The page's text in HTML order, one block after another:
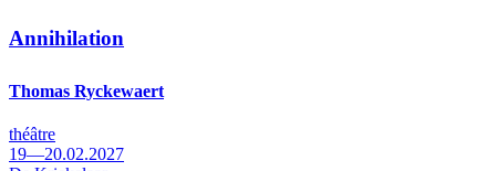
Annihilation
Thomas Ryckewaert
théâtre
19—20.02.2027